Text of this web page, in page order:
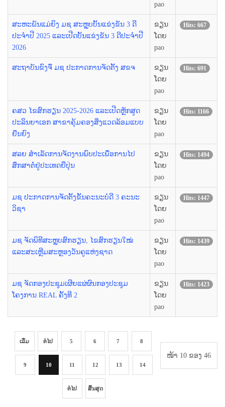
pao
ສະຫະພັນແມ່ຍິງ ມຊ ສະຫຼຸບບັ້ນແຂ່ງຂັນ 3 ດີ
ປະຈຳປີ 2025 ແລະເປີດບັ້ນແຂ່ງຂັນ 3 ດີປະຈຳປີ
2026
ຂຽນ
ໂດຍ
pao
Hits: 667
ສະຖາບັນຂົງຈື ມຊ ປະກາດການຈັດຕັ້ງ ສຂຈ
ຂຽນ
ໂດຍ
pao
Hits: 691
ຄສວ ໄຂສົກຮຽນ 2025-2026 ແລະເປີດຫຼັກສູດ
ປະລິນຍາເອກ ສາຂາຄຸ້ມຄອງສິ່ງແວດລ້ອມແບບ
ຍືນຍົງ
ຂຽນ
ໂດຍ
pao
Hits: 1166
ສລຍ ສຳເລັດການຈັດງານພົບປະເພື່ອການໄປ
ສຶກສາຕໍ່ຢູ່ປະເທດຍີ່ປຸ່ນ
ຂຽນ
ໂດຍ
pao
Hits: 1494
ມຊ ປະກາດການຈັດຕັ້ງຂັ້ນຄະນະບໍດີ 3 ຄະນະ
ວິຊາ
ຂຽນ
ໂດຍ
pao
Hits: 1447
ມຊ ຈັດພິທີສະຫຼຸບສົກຮຽນ, ໄຂສົກຮຽນໃໝ່
ແລະສະເຫຼີມສະຫຼອງວັນຄູແຫ່ງຊາດ
ຂຽນ
ໂດຍ
pao
Hits: 1439
ມຊ ຈັດກອງປະຊຸມເຜີຍແຜ່ຜົນກອງປະຊຸມ
ໂຄງການ REAL ຄັ້ງທີ 2
ຂຽນ
ໂດຍ
pao
Hits: 1423
ໜ້າ 10 ຂອງ 46
ເລີ່ມ ຕໍ່ໄປ 5 6 7 8
9 10 11 12 13 14
ຕໍ່ໄປ ສິ້ນສຸດ